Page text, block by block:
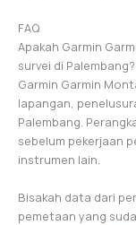
FAQ
Apakah Garmin
survei di Palembang?
Garmin Garmin
lapangan,
Palembang.
sebelum pekerjaan
instrumen lain.
Bisakah data dari
pemetaan yang